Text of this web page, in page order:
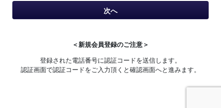
次へ
＜新規会員登録のご注意＞
登録された電話番号に認証コードを送信します。
認証画面で認証コードをご入力頂くと確認画面へと進みます。